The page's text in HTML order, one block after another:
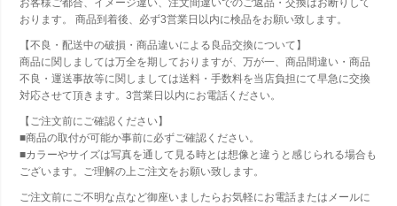
お客様ご都合、イメージ違い、注文間違いでのご返品・交換はお断りして
おります。 商品到着後、必ず3営業日以内に検品をお願い致します。
【不良・配送中の破損・商品違いによる良品交換について】
商品に関しましては万全を期しておりますが、万が一、商品間違い・商品
不良・運送事故等に関しましては送料・手数料を当店負担にて早急に交換
対応させて頂きます。3営業日以内にお電話ください。
【ご注文前にご確認ください】
■商品の取付が可能か事前に必ずご確認ください。
■カラーやサイズは写真を通して見る時とは想像と違うと感じられる場合も
ございます。ご理解の上ご注文をお願い致します。
ご注文前にご不明な点など御座いましたらお気軽にお電話またはメールに